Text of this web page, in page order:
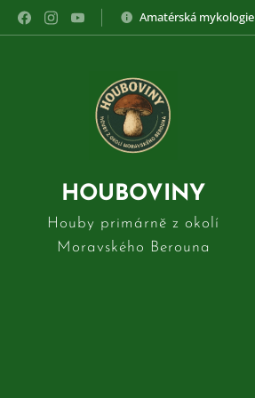
Amatérská mykologie
HOUBOVINY
Houby primárně z okolí
Moravského Berouna